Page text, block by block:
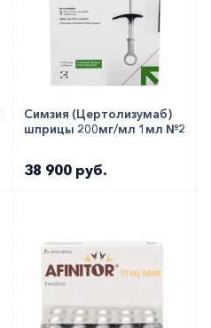
Симзия (Цертолизумаб)
шприцы 200мг/мл 1мл №2
38 900 руб.